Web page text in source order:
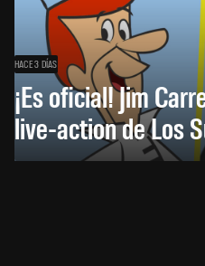
HACE 3 DÍAS
¡Es oficial! Jim
live-action de Los